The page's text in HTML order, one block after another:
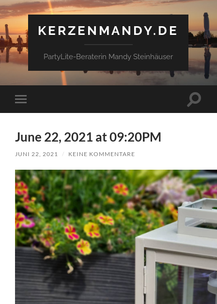
KERZENMANDY.DE
PartyLite-Beraterin Mandy Steinhäuser
Mobile-
Menü
June 22, 2021 at 09:20PM
JUNI 22, 2021 / KEINE KOMMENTARE